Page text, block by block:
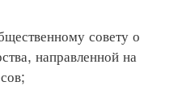
совету о
направленной на